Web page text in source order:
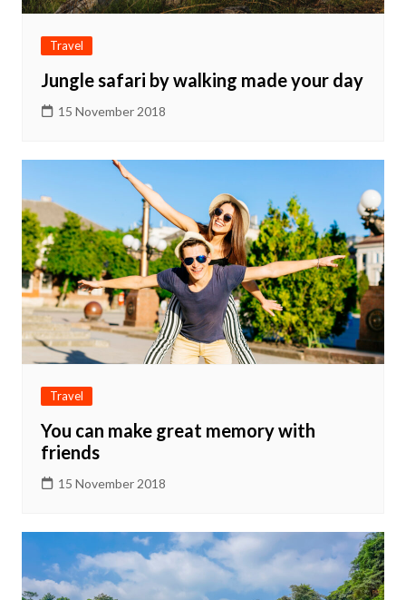
Travel
Jungle safari by walking made your day
15 November 2018
Travel
You can make great memory with
friends
15 November 2018